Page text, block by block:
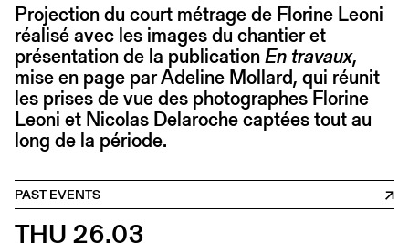
Projection du court métrage de Florine Leoni
réalisé avec les images du chantier et
présentation de la publicationEn travaux,
mise en page par Adeline Mollard, qui réunit
les prises de vue des photographes Florine
Leoni et Nicolas Delaroche captées tout au
long de la période.
PAST EVENTS
THU 26.03